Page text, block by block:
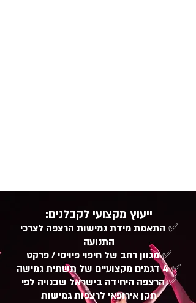
ייעוץ מקצועי לקבלנים:
✅ התאמת מידת גמישות הרצפה לצרכי
התנועה
✅מגוון רחב של חיפוי פיויסי / פרקט
✅4 דגמים מקצועיים של תשתית גמישה
✅הרצפה היחידה בישראל שבנויה לפי
תקן אירופאי לרצפות גמישות